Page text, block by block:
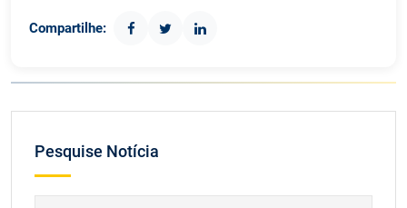
Compartilhe:
Pesquise Notícia